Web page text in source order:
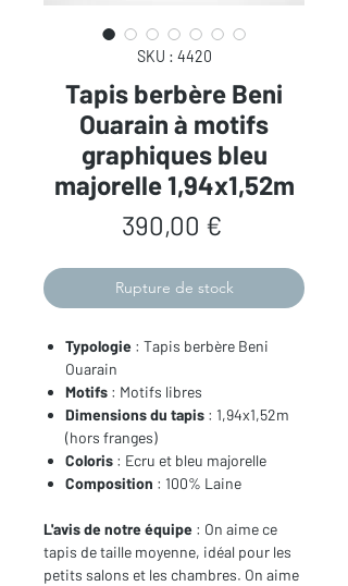
SKU : 4420
Tapis berbère Beni
Ouarain à motifs
graphiques bleu
majorelle 1,94x1,52m
390,00 €Prix
Rupture de stock
Typologie : Tapis berbère Beni
Ouarain
Motifs : Motifs libres
Dimensions du tapis : 1,94x1,52m
(hors franges)
Coloris : Ecru et bleu majorelle
Composition : 100% Laine
L'avis de notre équipe : On aime ce
tapis de taille moyenne, idéal pour les
petits salons et les chambres. On aime